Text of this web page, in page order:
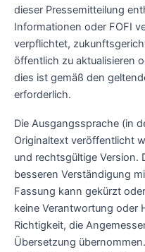
dieser Pressemitteilung
Informationen oder FOFI
verpflichtet,
öffentlich zu aktualisieren
dies ist gemäß den
erforderlich.
Die Ausgangssprache (in
Originaltext veröffentlicht
und rechtsgültige Version.
besseren Verständigung
Fassung kann gekürzt
keine Verantwortung oder
Richtigkeit, die
Übersetzung